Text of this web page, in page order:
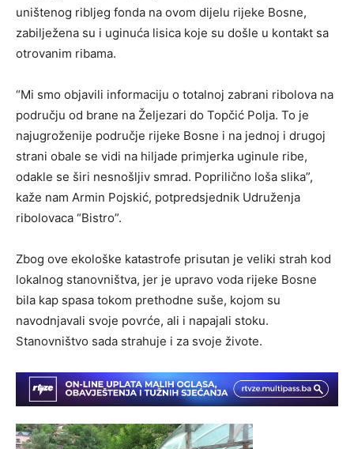
uništenog ribljeg fonda na ovom dijelu rijeke Bosne,
zabilježena su i uginuća lisica koje su došle u kontakt sa
otrovanim ribama.
“Mi smo objavili informaciju o totalnoj zabrani ribolova na
području od brane na Željezari do Topčić Polja. To je
najugroženije područje rijeke Bosne i na jednoj i drugoj
strani obale se vidi na hiljade primjerka uginule ribe,
odakle se širi nesnošljiv smrad. Poprilično loša slika”,
kaže nam Armin Pojskić, potpredsjednik Udruženja
ribolovaca “Bistro”.
Zbog ove ekološke katastrofe prisutan je veliki strah kod
lokalnog stanovništva, jer je upravo voda rijeke Bosne
bila kap spasa tokom prethodne suše, kojom su
navodnjavali svoje povrće, ali i napajali stoku.
Stanovništvo sada strahuje i za svoje živote.